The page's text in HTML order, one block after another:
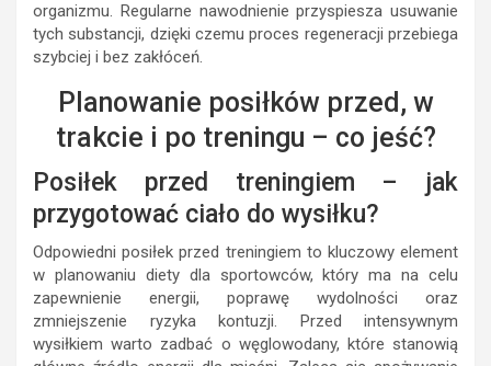
organizmu. Regularne nawodnienie przyspiesza usuwanie
tych substancji, dzięki czemu proces regeneracji przebiega
szybciej i bez zakłóceń.
Planowanie posiłków przed, w
trakcie i po treningu – co jeść?
Posiłek przed treningiem – jak
przygotować ciało do wysiłku?
Odpowiedni posiłek przed treningiem to kluczowy element
w planowaniu diety dla sportowców, który ma na celu
zapewnienie energii, poprawę wydolności oraz
zmniejszenie ryzyka kontuzji. Przed intensywnym
wysiłkiem warto zadbać o węglowodany, które stanowią